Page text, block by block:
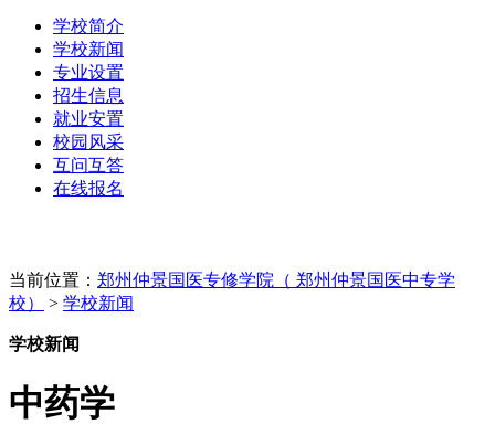
学校简介
学校新闻
专业设置
招生信息
就业安置
校园风采
互问互答
在线报名
当前位置： 郑州仲景国医专修学院（ 郑州仲景国医中专学
校）
> 学校新闻
学校新闻
中药学